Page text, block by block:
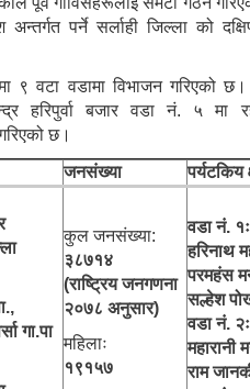
पर्ने सर्लाही जिल्ला को
९ वटा वडामा विभाजन गरिएको
हरिपुर्वा बजार वडा नं. ५ मा
छ।
जनसंख्या पर्यटकिय
गा.पा
कुल जनसंख्या:
३८७१४
(राष्ट्रिय जनगणना
२०७८ अनुसार)
महिलाः
१९१५७
वडा नं. १ः
हरिनाथ
परमहंस
सल्हेश
वडा नं. २ः
महारानी
राम